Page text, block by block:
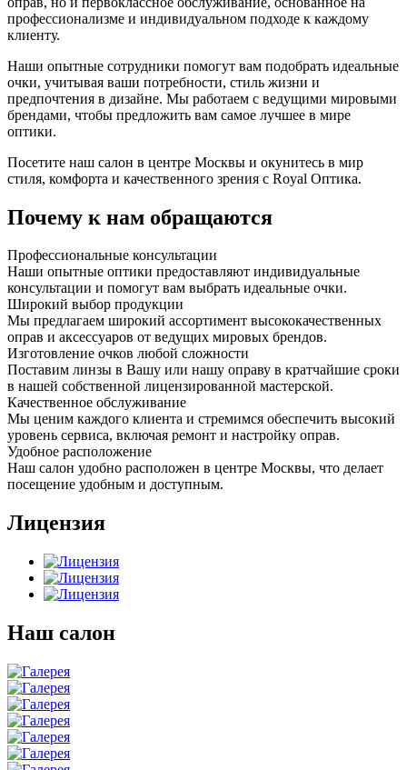
профессионализме и индивидуальном подходе к каждому
клиенту.
Наши опытные сотрудники помогут вам подобрать идеальные
очки, учитывая ваши потребности, стиль жизни и
предпочтения в дизайне. Мы работаем с ведущими мировыми
брендами, чтобы предложить вам самое лучшее в мире
оптики.
Посетите наш салон в центре Москвы и окунитесь в мир
стиля, комфорта и качественного зрения с Royal Оптика.
Почему к нам обращаются
Профессиональные консультации
Наши опытные оптики предоставляют индивидуальные
консультации и помогут вам выбрать идеальные очки.
Широкий выбор продукции
Мы предлагаем широкий ассортимент высококачественных
оправ и аксессуаров от ведущих мировых брендов.
Изготовление очков любой сложности
Поставим линзы в Вашу или нашу оправу в кратчайшие сроки
в нашей собственной лицензированной мастерской.
Качественное обслуживание
Мы ценим каждого клиента и стремимся обеспечить высокий
уровень сервиса, включая ремонт и настройку оправ.
Удобное расположение
Наш салон удобно расположен в центре Москвы, что делает
посещение удобным и доступным.
Лицензия
Наш салон